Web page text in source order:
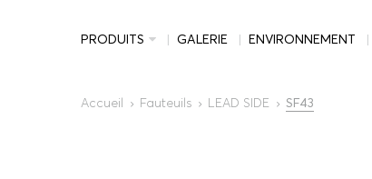
PRODUITS GALERIE ENVIRONNEMENT
Accueil Fauteuils LEAD SIDE SF43